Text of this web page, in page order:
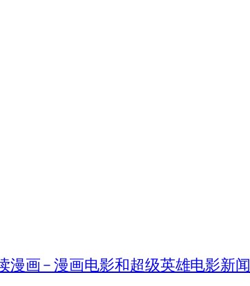
画 – 漫画电影和超级英雄电影新闻